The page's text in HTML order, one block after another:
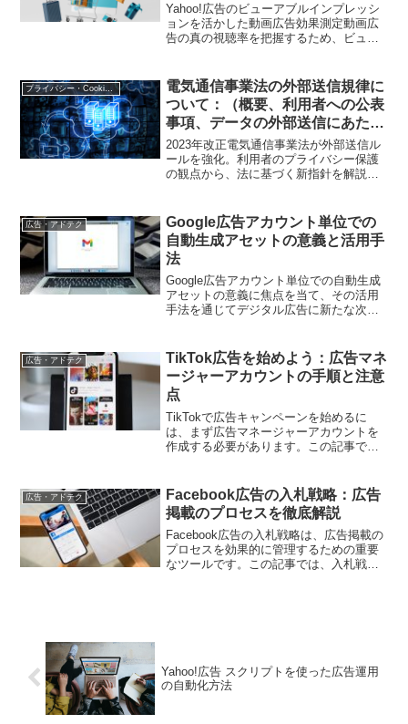
Yahoo!広告のビューアブルインプレッシ
ョンを活かした動画広告効果測定動画広
告の真の視聴率を把握するため、ビュー
解説します。視覚効果測定の精度向上か
ら改善サイクルの構築...
電気通信事業法の外部送信規律に
ついて：（概要、利用者への公表
事項、データの外部送信にあたっ
ての注意点）
2023年改正電気通信事業法が外部送信ル
ールを強化。利用者のプライバシー保護
の観点から、法に基づく新指針を解説し
広告・アドテク
Google広告アカウント単位での
自動生成アセットの意義と活用手
法
Google広告アカウント単位での自動生成
アセットの意義に焦点を当て、その活用
手法を通じてデジタル広告に新たな次元
広告・アドテク
TikTok広告を始めよう：広告マネ
ージャーアカウントの手順と注意
点
TikTokで広告キャンペーンを始めるに
は、まず広告マネージャーアカウントを
作成する必要があります。この記事で
ます。
広告・アドテク
Facebook広告の入札戦略：広告
掲載のプロセスを徹底解説
Facebook広告の入札戦略は、広告掲載の
プロセスを効果的に管理するための重要
なツールです。この記事では、入札戦略
Yahoo!広告 スクリプトを使った広告運用
の自動化方法